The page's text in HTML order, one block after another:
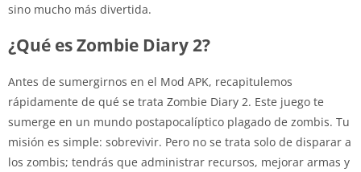
sino mucho más divertida.
¿Qué es Zombie Diary 2?
Antes de sumergirnos en el Mod APK, recapitulemos
rápidamente de qué se trata Zombie Diary 2. Este juego te
sumerge en un mundo postapocalíptico plagado de zombis. Tu
misión es simple: sobrevivir. Pero no se trata solo de disparar a
los zombis; tendrás que administrar recursos, mejorar armas y